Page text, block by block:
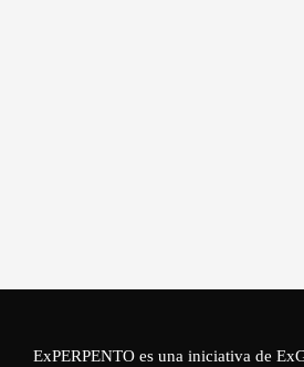
ExPERPENTO es una iniciativa de